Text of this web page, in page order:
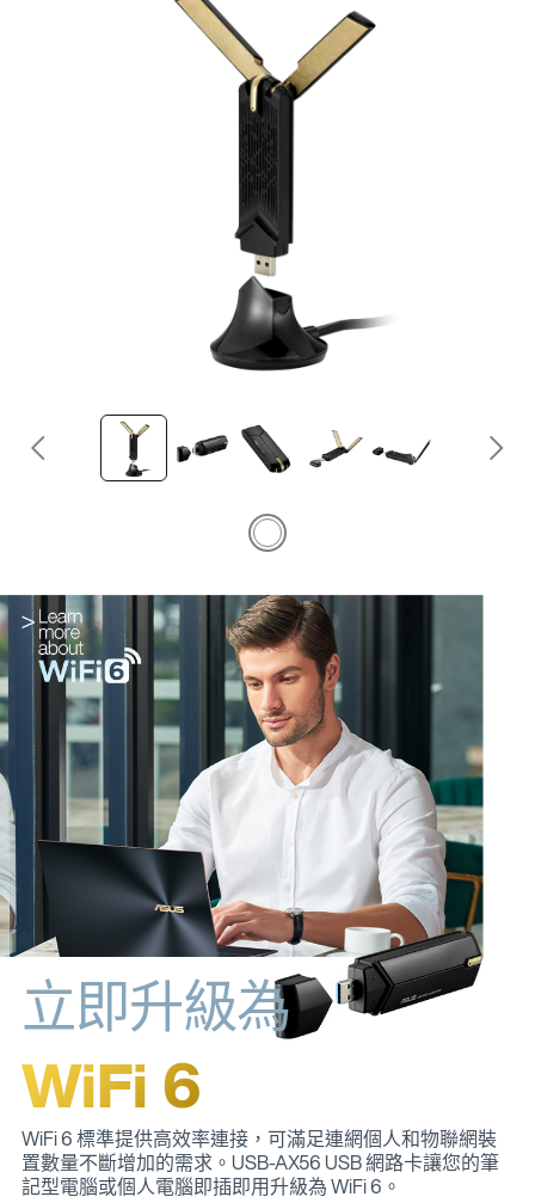
立即升級為
WiFi 6
WiFi 6 標準提供高效率連接，可滿足連網個人和物聯網裝
置數量不斷增加的需求。USB-AX56 USB 網路卡讓您的筆
記型電腦或個人電腦即插即用升級為 WiFi 6。